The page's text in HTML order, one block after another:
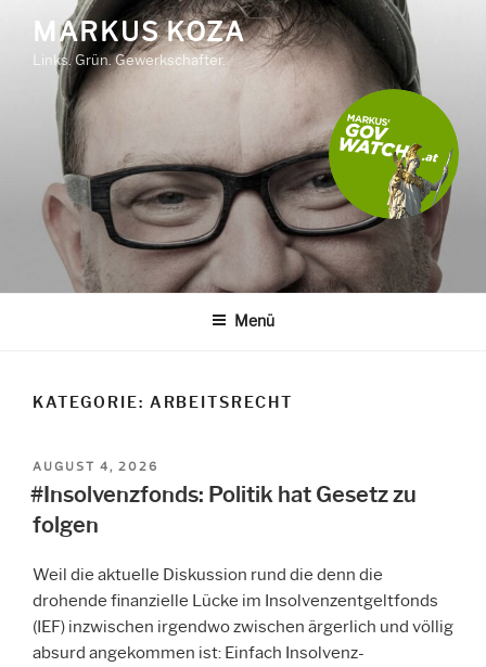
Inhalt
springen
MARKUS KOZA
Links. Grün. Gewerkschafter.
Menü
KATEGORIE: ARBEITSRECHT
VERÖFFENTLICHT
AM
AUGUST 4, 2026
#Insolvenzfonds: Politik hat Gesetz zu
folgen
Weil die aktuelle Diskussion rund die denn die
drohende finanzielle Lücke im Insolvenzentgeltfonds
(IEF) inzwischen irgendwo zwischen ärgerlich und völlig
absurd angekommen ist: Einfach Insolvenz-